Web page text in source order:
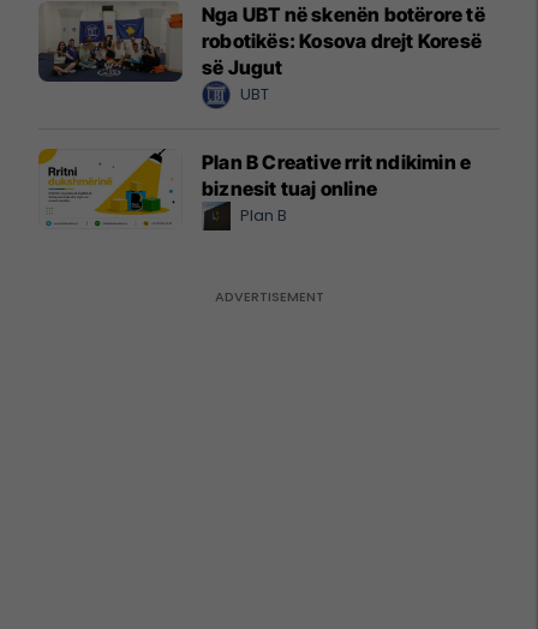
Nga UBT në skenën botërore të
robotikës: Kosova drejt Koresë
së Jugut
UBT
Plan B Creative rrit ndikimin e
biznesit tuaj online
Plan B